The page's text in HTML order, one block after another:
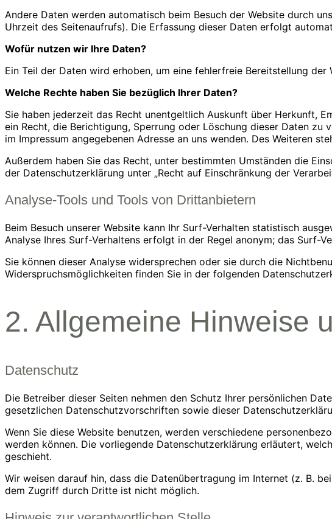
Andere Daten werden automatisch beim Besuch der Website durch
Uhrzeit des Seitenaufrufs). Die Erfassung dieser Daten erfolgt
Wofür nutzen wir Ihre Daten?
Ein Teil der Daten wird erhoben, um eine fehlerfreie Bereitstellung
Welche Rechte haben Sie bezüglich Ihrer Daten?
Sie haben jederzeit das Recht unentgeltlich Auskunft über Herkunft,
ein Recht, die Berichtigung, Sperrung oder Löschung dieser Daten
im Impressum angegebenen Adresse an uns wenden. Des Weiteren
Außerdem haben Sie das Recht, unter bestimmten Umständen die
der Datenschutzerklärung unter „Recht auf Einschränkung der
Analyse-Tools und Tools von Drittanbietern
Beim Besuch unserer Website kann Ihr Surf-Verhalten statistisch
Analyse Ihres Surf-Verhaltens erfolgt in der Regel anonym; das Surf-
Sie können dieser Analyse widersprechen oder sie durch die
Widerspruchsmöglichkeiten finden Sie in der folgenden
2. Allgemeine Hinweise
Datenschutz
Die Betreiber dieser Seiten nehmen den Schutz Ihrer persönlichen
gesetzlichen Datenschutzvorschriften sowie dieser
Wenn Sie diese Website benutzen, werden verschiedene
werden können. Die vorliegende Datenschutzerklärung erläutert,
geschieht.
Wir weisen darauf hin, dass die Datenübertragung im Internet (z. B.
dem Zugriff durch Dritte ist nicht möglich.